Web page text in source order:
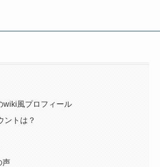
wiki風プロフィール
ントは？
声